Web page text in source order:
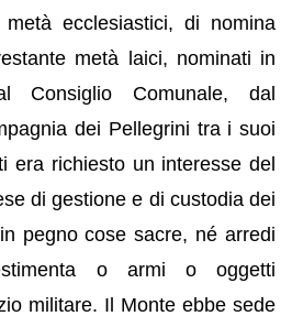
ecclesiastici, di nomina
metà laici, nominati in
Consiglio Comunale, dal
dei Pellegrini tra i suoi
era richiesto un interesse del
di gestione e di custodia dei
pegno cose sacre, né arredi
o armi o oggetti
militare. Il Monte ebbe sede